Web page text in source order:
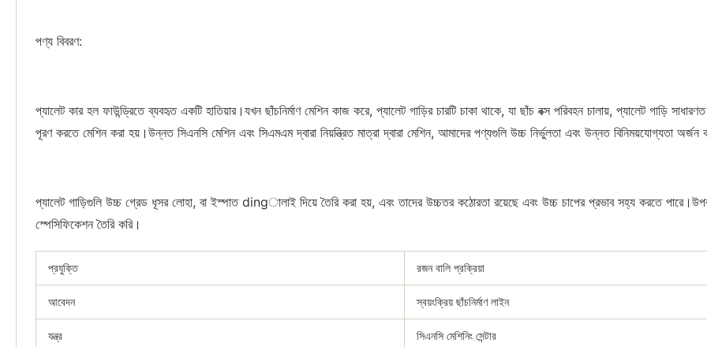
পণ্য বিবরণ:
প্যালেট কার হল ফাউন্ড্রিতে ব্যবহৃত একটি হাতিয়ার।যখন ছাঁচনির্মাণ মেশিন কাজ করে, প্যালেট গাড়ির চারটি চাকা থাকে, যা ছাঁচ বক্স পরিবহন চালায়, প্যালেট গাড়ি
পূরণ করতে মেশিন করা হয়।উন্নত সিএনসি মেশিন এবং সিএমএম দ্বারা নিয়ন্ত্রিত মাত্রা দ্বারা মেশিন, আমাদের পণ্যগুলি উচ্চ নির্ভুলতা এবং উন্নত বিনিময়যোগ্যতা অর্জন
প্যালেট গাড়িগুলি উচ্চ গ্রেড ধূসর লোহা, বা ইস্পাত dingালাই দিয়ে তৈরি করা হয়, এবং তাদের উচ্চতর কঠোরতা রয়েছে এবং উচ্চ চাপের প্রভাব সহ্য করতে
স্পেসিফিকেশন তৈরি করি।
প্রযুক্তি রজন বালি প্রক্রিয়া
আবেদন স্বয়ংক্রিয় ছাঁচনির্মাণ লাইন
যন্ত্র সিএনসি মেশিনিং সেন্টার